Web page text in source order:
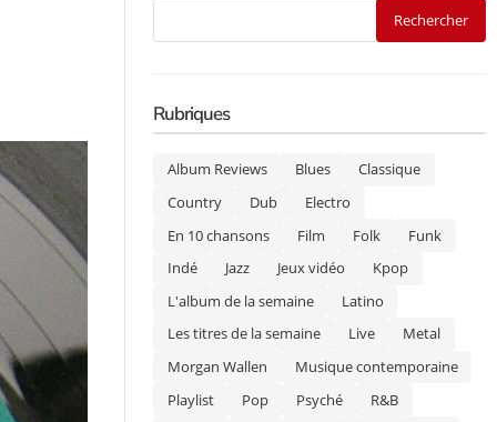
Rubriques
Album Reviews Blues
Classique
Country
Dub
Electro
En 10 chansons
Film Folk
Funk
Indé
Jazz Jeux vidéo
Kpop
L'album de la semaine
Latino
Les titres de la semaine
Live
Metal
Morgan Wallen
Musique contemporaine
Playlist
Pop Psyché
R&B